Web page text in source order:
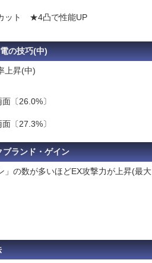
ット ★4凸で性能UP
の技巧(中)
上昇(中)
〔26.0%〕
〔27.3%〕
ブランド・ゲイン
」の数が多いほどEX攻撃力が上昇(最大